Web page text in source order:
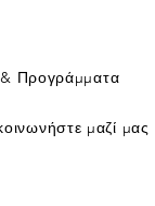
Προγράμματα
μαζί μας